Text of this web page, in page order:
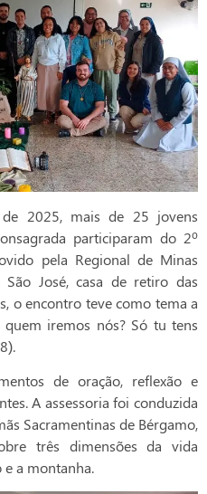
2025, mais de 25 jovens
participaram do 2º
pela Regional de Minas
São José, casa de retiro das
o encontro teve como tema a
quem iremos nós? Só tu tens
de oração, reflexão e
A assessoria foi conduzida
Sacramentinas de Bérgamo,
três dimensões da vida
e a montanha.